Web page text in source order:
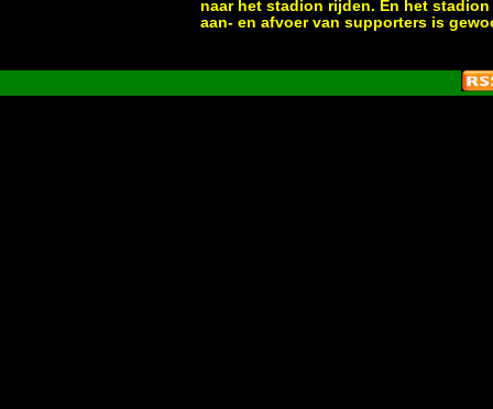
naar het stadion rijden. En het
aan- en afvoer van supporters is